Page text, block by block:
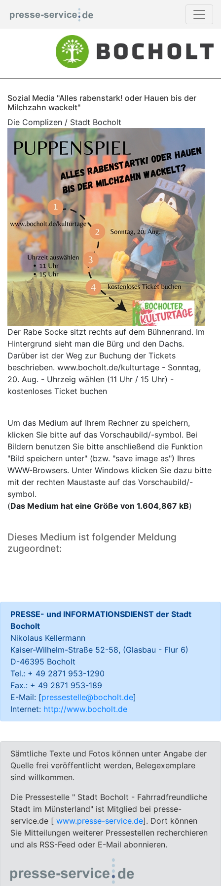
Sozial Media "Alles rabenstark! oder Hauen bis der
Milchzahn wackelt"
Die Complizen / Stadt Bocholt
Der Rabe Socke sitzt rechts auf dem Bühnenrand. Im
Hintergrund sieht man die Bürg und den Dachs.
Darüber ist der Weg zur Buchung der Tickets
beschrieben. www.bocholt.de/kulturtage - Sonntag,
20. Aug. - Uhrzeig wählen (11 Uhr / 15 Uhr) -
kostenloses Ticket buchen
Um das Medium auf Ihrem Rechner zu speichern,
klicken Sie bitte auf das Vorschaubild/-symbol. Bei
Bildern benutzen Sie bitte anschließend die Funktion
"Bild speichern unter" (bzw. "save image as") Ihres
WWW-Browsers. Unter Windows klicken Sie dazu bitte
mit der rechten Maustaste auf das Vorschaubild/-
symbol.
(Das Medium hat eine Größe von 1.604,867 kB)
Dieses Medium ist folgender Meldung
zugeordnet:
PRESSE- und INFORMATIONSDIENST der Stadt
Bocholt
Nikolaus Kellermann
Kaiser-Wilhelm-Straße 52-58, (Glasbau - Flur 6)
D-46395 Bocholt
Tel.: + 49 2871 953-1290
Fax.: + 49 2871 953-189
E-Mail: [pressestelle@bocholt.de]
Internet: http://www.bocholt.de
Sämtliche Texte und Fotos können unter Angabe der
Quelle frei veröffentlicht werden, Belegexemplare
sind willkommen.
Die Pressestelle " Stadt Bocholt - Fahrradfreundliche
Stadt im Münsterland" ist Mitglied bei presse-
service.de [ www.presse-service.de]. Dort können
Sie Mitteilungen weiterer Pressestellen recherchieren
und als RSS-Feed oder E-Mail abonnieren.